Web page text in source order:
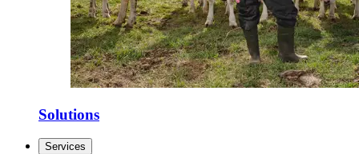
Solutions
Services